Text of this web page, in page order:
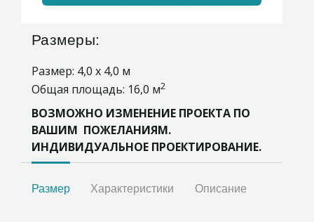
Размер Характеристики Описание
Размеры:
Размер: 4,0 х 4,0 м
Общая площадь: 16,0 м2
ВОЗМОЖНО ИЗМЕНЕНИЕ ПРОЕКТА ПО
ВАШИМ ПОЖЕЛАНИЯМ.
ИНДИВИДУАЛЬНОЕ ПРОЕКТИРОВАНИЕ.